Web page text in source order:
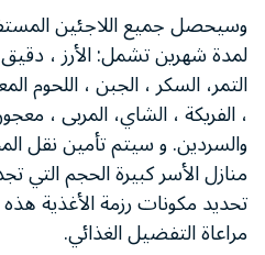
وسيحصل جميع اللاجئين
لمدة شهرين تشمل: الأرز ،
التمر، السكر ، الجبن ، اللحوم
، الفريكة ، الشاي، المربى ،
والسردين. و سيتم تأمين نقل
منازل الأسر كبيرة الحجم
تحديد مكونات رزمة الأغذية
مراعاة التفضيل الغذائي.